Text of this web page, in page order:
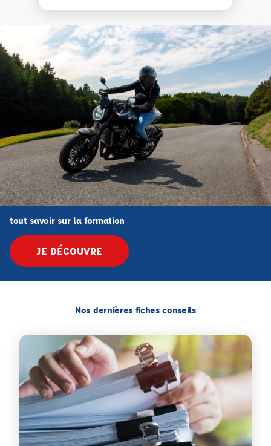
tout savoir sur la formation
JE DÉCOUVRE
Nos dernières fiches conseils